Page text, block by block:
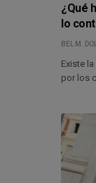
¿Qué
lo
BEL M.
Existe
por los